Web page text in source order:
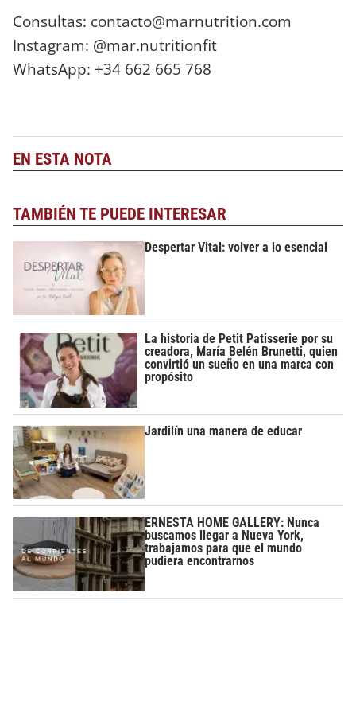
Consultas: contacto@marnutrition.com
Instagram: @mar.nutritionfit
WhatsApp: +34 662 665 768
EN ESTA NOTA
TAMBIÉN TE PUEDE INTERESAR
Despertar Vital: volver a lo esencial
La historia de Petit Patisserie por su
creadora, María Belén Brunetti, quien
convirtió un sueño en una marca con
propósito
Jardilín una manera de educar
ERNESTA HOME GALLERY: Nunca
buscamos llegar a Nueva York,
trabajamos para que el mundo
pudiera encontrarnos